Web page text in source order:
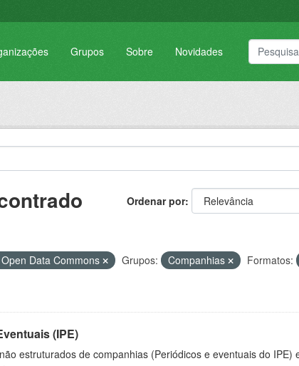
Grupos Sobre Novidades
Ordenar por
Data Commons
Grupos: Companhias Formatos:
(IPE)
estruturados de companhias (Periódicos e eventuais do IPE)